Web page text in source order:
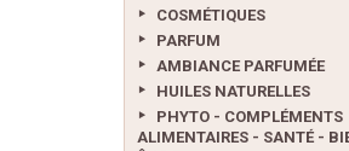
COSMÉTIQUES
PARFUM
AMBIANCE PARFUMÉE
HUILES NATURELLES
PHYTO - COMPLÉMENTS
ALIMENTAIRES - SANTÉ -